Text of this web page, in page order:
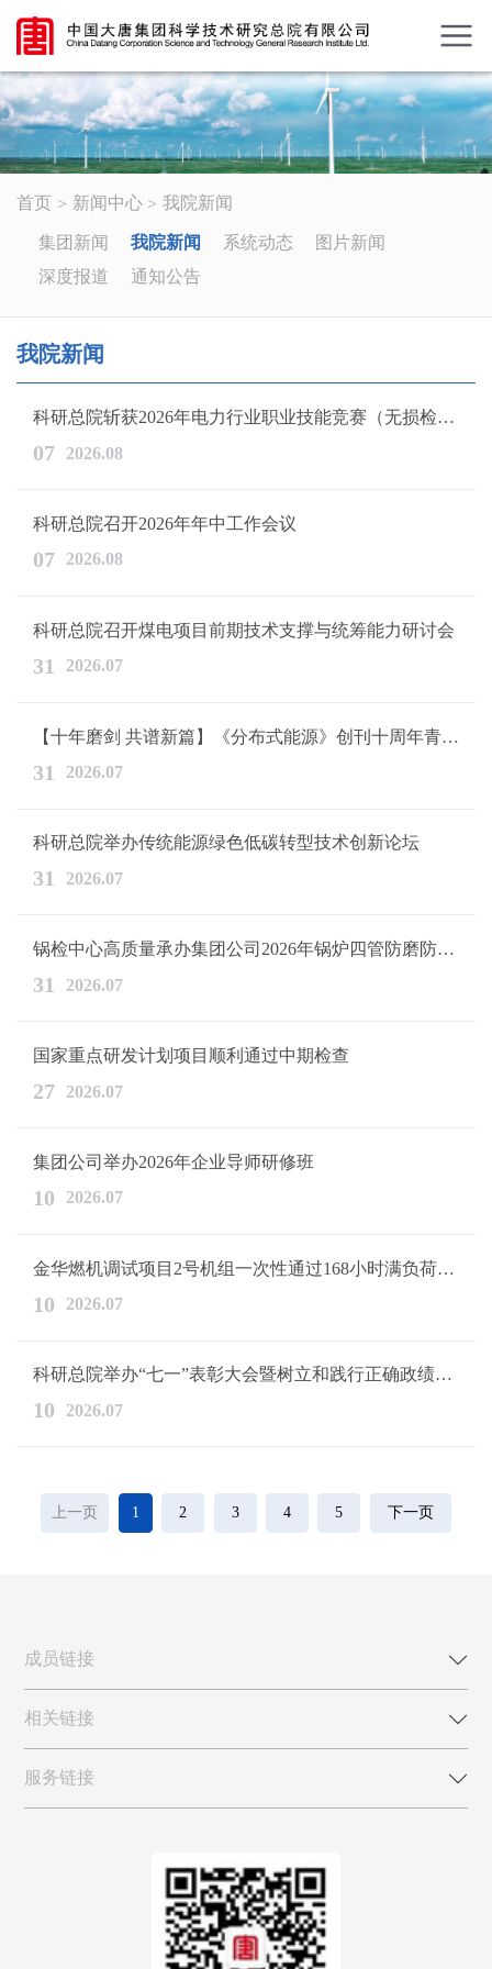
首页 新闻中心 我院新闻
集团新闻 我院新闻 系统动态
图片新闻
深度报道
通知公告
我院新闻
07 2026.08
科研总院斩获2026年电力行业职业技能竞赛（无损检测员）多项荣誉...
07 2026.08
科研总院召开2026年年中工作会议
31 2026.07
科研总院召开煤电项目前期技术支撑与统筹能力研讨会
31 2026.07
【十年磨剑 共谱新篇】《分布式能源》创刊十周年青年学术论坛圆满...
31 2026.07
​科研总院举办传统能源绿色低碳转型技术创新论坛
31 2026.07
锅检中心高质量承办集团公司2026年锅炉四管防磨防爆培训班
27 2026.07
国家重点研发计划项目顺利通过中期检查
10 2026.07
集团公司举办2026年企业导师研修班
10 2026.07
金华燃机调试项目2号机组一次性通过168小时满负荷试运行
10 2026.07
科研总院举办“七一”表彰大会暨树立和践行正确政绩观学习教育专...
上一页 1 2 3 4 5 下一页
成员链接
相关链接
服务链接